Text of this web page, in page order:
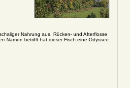
Nahrung aus. Rücken- und Afterflosse
Namen betrifft hat dieser Fisch eine Odyssee